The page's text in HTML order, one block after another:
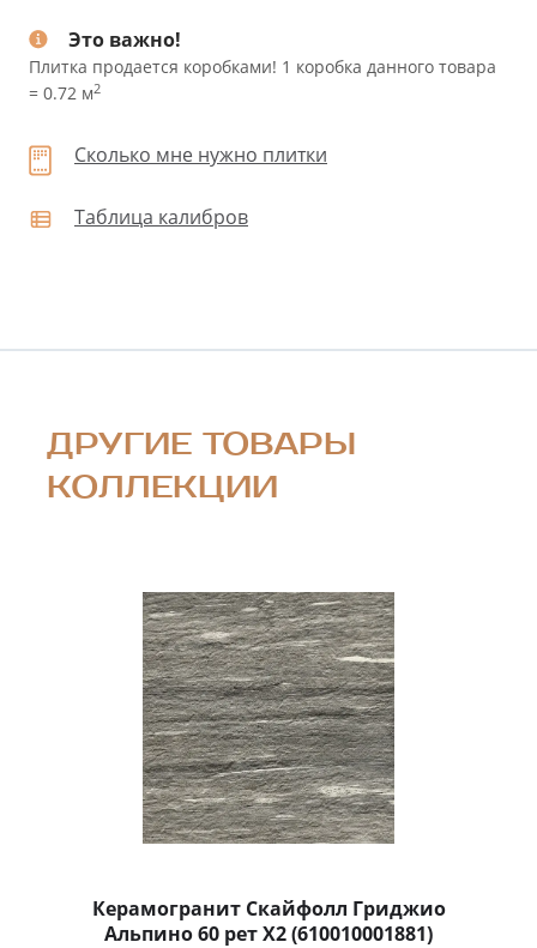
Это важно!
Плитка продается коробками! 1 коробка данного товара
= 0.72 м2
Сколько мне нужно плитки
Таблица калибров
ДРУГИЕ ТОВАРЫ
КОЛЛЕКЦИИ
Керамогранит Скайфолл Гриджио
Альпино 60 рет X2 (610010001881)